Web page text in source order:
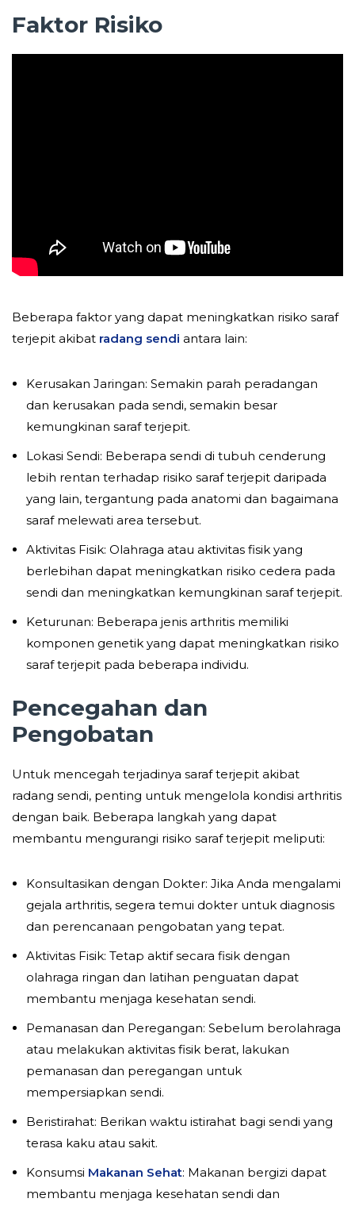
Faktor Risiko
Beberapa faktor yang dapat meningkatkan risiko saraf
terjepit akibat radang sendi antara lain:
Kerusakan Jaringan: Semakin parah peradangan
dan kerusakan pada sendi, semakin besar
kemungkinan saraf terjepit.
Lokasi Sendi: Beberapa sendi di tubuh cenderung
lebih rentan terhadap risiko saraf terjepit daripada
yang lain, tergantung pada anatomi dan bagaimana
saraf melewati area tersebut.
Aktivitas Fisik: Olahraga atau aktivitas fisik yang
berlebihan dapat meningkatkan risiko cedera pada
sendi dan meningkatkan kemungkinan saraf terjepit.
Keturunan: Beberapa jenis arthritis memiliki
komponen genetik yang dapat meningkatkan risiko
saraf terjepit pada beberapa individu.
Pencegahan dan
Pengobatan
Untuk mencegah terjadinya saraf terjepit akibat
radang sendi, penting untuk mengelola kondisi arthritis
dengan baik. Beberapa langkah yang dapat
membantu mengurangi risiko saraf terjepit meliputi:
Konsultasikan dengan Dokter: Jika Anda mengalami
gejala arthritis, segera temui dokter untuk diagnosis
dan perencanaan pengobatan yang tepat.
Aktivitas Fisik: Tetap aktif secara fisik dengan
olahraga ringan dan latihan penguatan dapat
membantu menjaga kesehatan sendi.
Pemanasan dan Peregangan: Sebelum berolahraga
atau melakukan aktivitas fisik berat, lakukan
pemanasan dan peregangan untuk
mempersiapkan sendi.
Beristirahat: Berikan waktu istirahat bagi sendi yang
terasa kaku atau sakit.
Konsumsi Makanan Sehat: Makanan bergizi dapat
membantu menjaga kesehatan sendi dan